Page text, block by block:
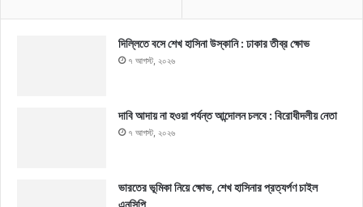
দিল্লিতে বসে শেখ হাসিনা উস্কানি : ঢাকার তীব্র ক্ষোভ
৭ আগস্ট, ২০২৬
দাবি আদায় না হওয়া পর্যন্ত আন্দোলন চলবে : বিরোধীদলীয় নেতা
৭ আগস্ট, ২০২৬
ভারতের ভূমিকা নিয়ে ক্ষোভ, শেখ হাসিনার প্রত্যর্পণ চাইল
এনসিপি